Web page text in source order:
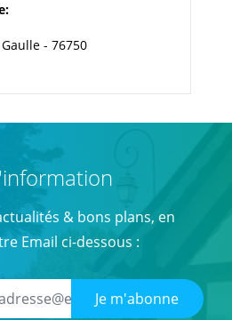
- 76750
& bons plans, en
Email ci-dessous :
Je m'abonne